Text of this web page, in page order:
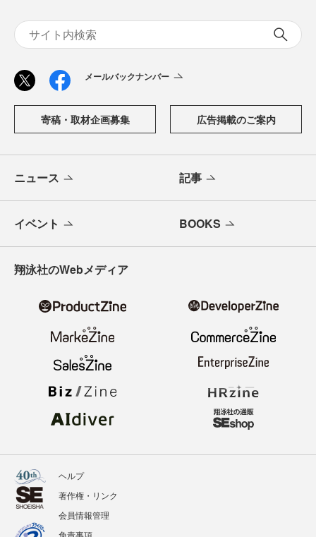
メールバックナンバー
寄稿・取材企画募集 広告掲載のご案内
ニュース 記事
イベント BOOKS
翔泳社のWebメディア
ヘルプ
著作権・リンク
会員情報管理